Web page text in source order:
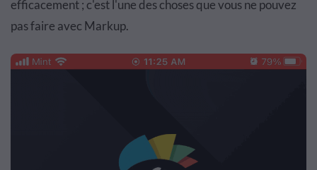
efficacement ; c'est l'une des choses que vous ne pouvez
pas faire avec Markup.